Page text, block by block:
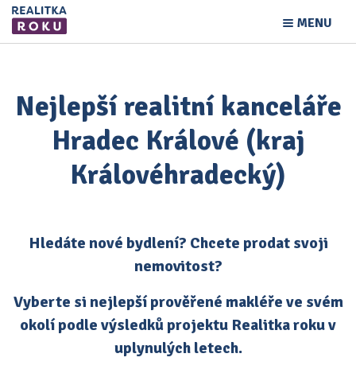
MENU
Nejlepší realitní kanceláře
Hradec Králové (kraj
Královéhradecký)
Hledáte nové bydlení? Chcete prodat svoji
nemovitost?
Vyberte si nejlepší prověřené makléře ve svém
okolí podle výsledků projektu Realitka roku v
uplynulých letech.